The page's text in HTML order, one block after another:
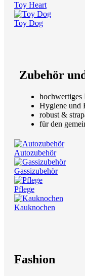
Toy Heart
Toy Dog
Zubehör
hochwertiges
Hygiene und
robust &
für den
Autozubehör
Gassizubehör
Pflege
Kauknochen
Fashion